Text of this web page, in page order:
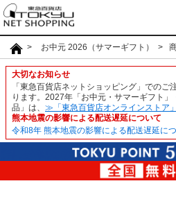
お中元 2026（サマーギフト）
大切なお知らせ
「東急百貨店ネットショッピング」での
ります。2027年「お中元・サマーギフト
品」は、 ≫「東急百貨店オンラインストア」
熊本地震の影響による配送遅延について
令和8年 熊本地震の影響による配送遅延に